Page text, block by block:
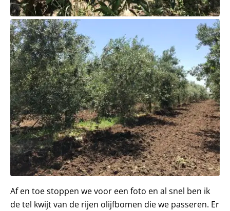
Af en toe stoppen we voor een foto en al snel ben ik
de tel kwijt van de rijen olijfbomen die we passeren. Er